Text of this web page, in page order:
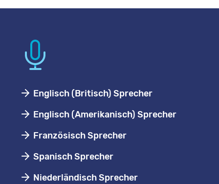
Englisch (Britisch) Sprecher
Englisch (Amerikanisch) Sprecher
Französisch Sprecher
Spanisch Sprecher
Niederländisch Sprecher